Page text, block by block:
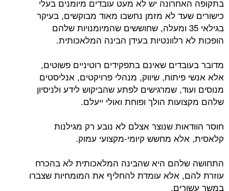
בתקופה האחרונה יש לא מעט עובדים מיומנים בעלי
כישורים שעד לא מזמן נחשבו מאוד מבוקשים, בעיקר
בגילאי 35 ומעלה, שחוששים שהמיומנויות שלהם
הופכות לא רלוונטיות בעידן הבינה המלאכותית.
מדובר בעובדים שאינם בתפקידים רוטיניים פשוטים,
אלא אנשי פיתוח, שיווק, מנהלי פרויקטים, אנליסטים
מנוסים ועוד, שמרגישים לפתע שהביקוש לידע ולניסיון
שלהם מקצועות הולך ופוחת ואולי ייעלם.
חוסר הוודאות שנוצר אצלם לא נובע רק מגילנות
קלאסית, אלא מחשש קיומי-מקצועי עמוק.
התחושה שלהם היא שהבינה המלאכותית לא בהכרח
עוזרת להם, אלא עומדת להחליף את המומחיות שצברו
במשך עשורים.